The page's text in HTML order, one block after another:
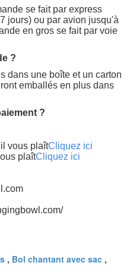
se fait par express
jours) ou par avion jusqu'à
en gros se fait par voie
?
dans une boîte et un carton
emballés en plus dans
?
vous plaîtCliquez ici
plaîtCliquez ici
, Bol chantant avec sac ,